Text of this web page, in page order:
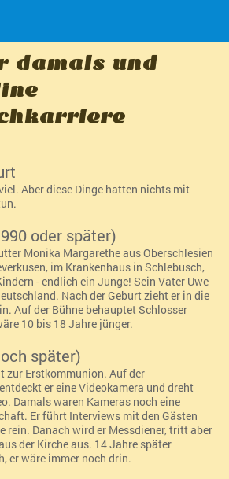
damals und
Aber diese Dinge hatten nichts mit
oder später)
Monika Margarethe aus Oberschlesien
im Krankenhaus in Schlebusch,
- endlich ein Junge! Sein Vater Uwe
Nach der Geburt zieht er in die
Auf der Bühne behauptet Schlosser
10 bis 18 Jahre jünger.
später)
zur Erstkommunion. Auf der
er eine Videokamera und dreht
Damals waren Kameras noch eine
Er führt Interviews mit den Gästen
rein. Danach wird er Messdiener, tritt aber
der Kirche aus. 14 Jahre später
er wäre immer noch drin.